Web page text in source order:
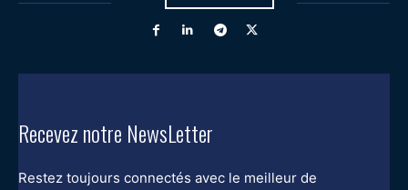
Recevez notre NewsLetter
Restez toujours connectés avec le meilleur de